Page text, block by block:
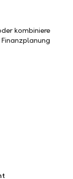
kombiniere